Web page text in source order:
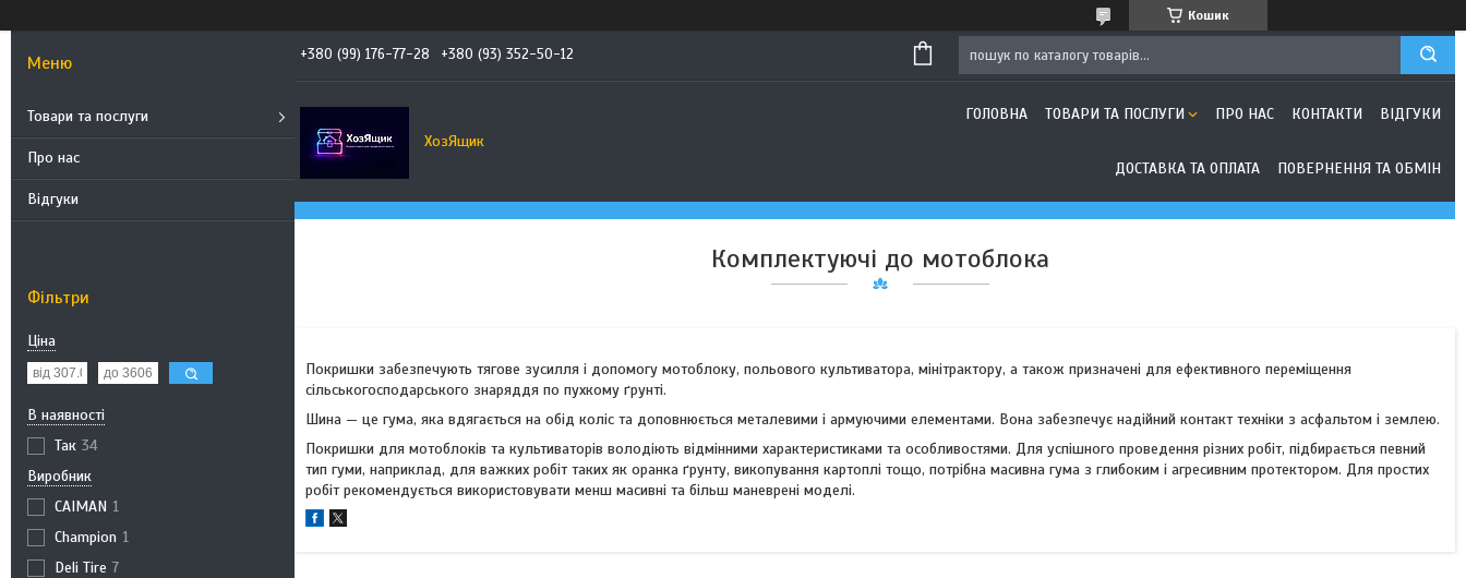
Кошик
Товари та послуги
Про нас
Відгуки
Фільтри
Ціна
В наявності
Так 34
Виробник
CAIMAN 1
Champion 1
Deli Tire 7
+380 (99) 176-77-28 +380 (93) 352-50-12
ХозЯщик
ГОЛОВНА ТОВАРИ ТА ПОСЛУГИ ПРО НАС КОНТАКТИ ВІДГУКИ
ДОСТАВКА ТА ОПЛАТА ПОВЕРНЕННЯ ТА ОБМІН
Комплектуючі до мотоблока
Покришки забезпечують тягове зусилля і допомогу мотоблоку, польового культиватора, мінітрактору, а також призначені для ефективного переміщення
сільськогосподарського знаряддя по пухкому ґрунті.
Шина — це гума, яка вдягається на обід коліс та доповнюється металевими і армуючими елементами. Вона забезпечує надійний контакт техніки з асфальтом і землею.
Покришки для мотоблоків та культиваторів володіють відмінними характеристиками та особливостями. Для успішного проведення різних робіт, підбирається певний
тип гуми, наприклад, для важких робіт таких як оранка ґрунту, викопування картоплі тощо, потрібна масивна гума з глибоким і агресивним протектором. Для простих
робіт рекомендується використовувати менш масивні та більш маневрені моделі.